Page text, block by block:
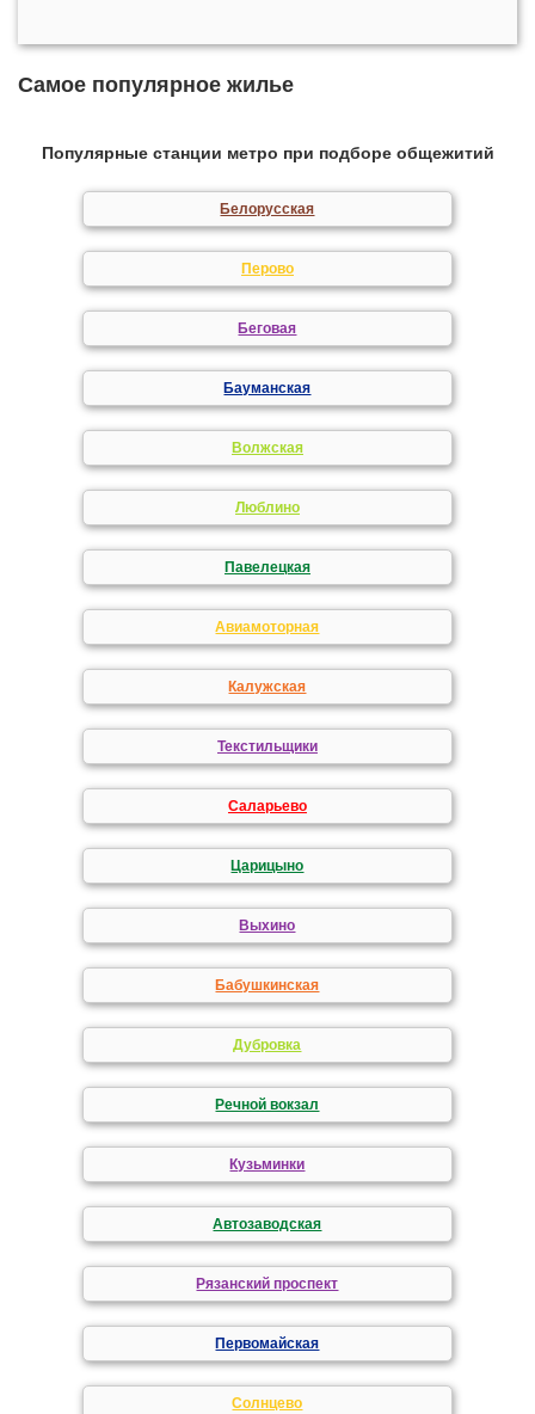
Самое популярное жилье
Популярные станции метро при подборе общежитий
Белорусская
Перово
Беговая
Бауманская
Волжская
Люблино
Павелецкая
Авиамоторная
Калужская
Текстильщики
Саларьево
Царицыно
Выхино
Бабушкинская
Дубровка
Речной вокзал
Кузьминки
Автозаводская
Рязанский проспект
Первомайская
Солнцево